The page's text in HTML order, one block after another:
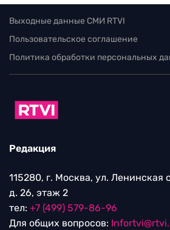
Выходные данные СМИ RTVI
Пользовательское соглашение
Политика обработки персональных
Редакция
115280, г. Москва, ул. Ленинская
д. 26, этаж 2
тел: +7 (499) 579-86-96
Для общих вопросов: